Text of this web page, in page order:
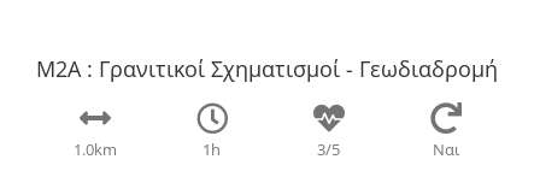
M2Α : Γρανιτικοί Σχηματισμοί - Γεωδιαδρομή
1.0km 1h 3/5 Ναι